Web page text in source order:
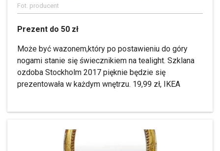
Fot. producent
Prezent do 50 zł
Może być wazonem,który po postawieniu do góry
nogami stanie się świecznikiem na tealight. Szklana
ozdoba Stockholm 2017 pięknie będzie się
prezentowała w każdym wnętrzu. 19,99 zł, IKEA